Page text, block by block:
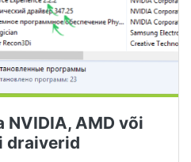
AMD või
draiverid